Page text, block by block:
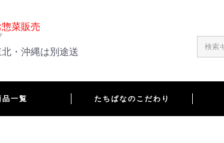
菜販売
・沖縄は別途送
品一覧 たちばなのこだわり